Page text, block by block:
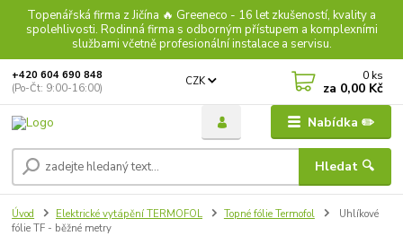
Topenářská firma z Jičína 🔥 Greeneco - 16 let zkušeností, kvality a
spolehlivosti. Rodinná firma s odborným přístupem a komplexními
službami včetně profesionální instalace a servisu.
Nabídka ✏️
CZK
Hledat 🔍
+420 604 690 848
(Po-Čt: 9:00-16:00)
0 ks
za 0,00 Kč
Úvod Elektrické vytápění TERMOFOL Topné fólie Termofol
Uhlíkové
fólie TF - běžné metry